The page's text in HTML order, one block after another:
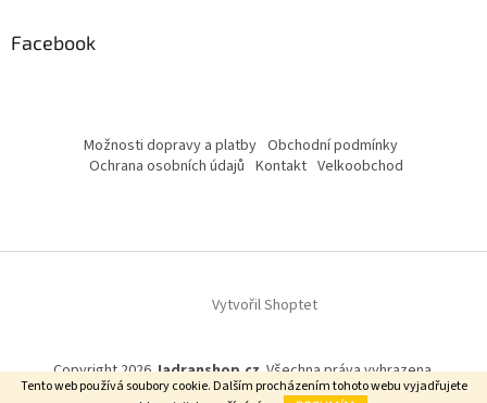
Tento web používá soubory cookie. Dalším procházením tohoto webu vyjadřujete
Facebook
Možnosti dopravy a platby Obchodní podmínky
Ochrana osobních údajů Kontakt Velkoobchod
Vytvořil Shoptet
Copyright 2026Jadranshop.cz. Všechna práva vyhrazena.